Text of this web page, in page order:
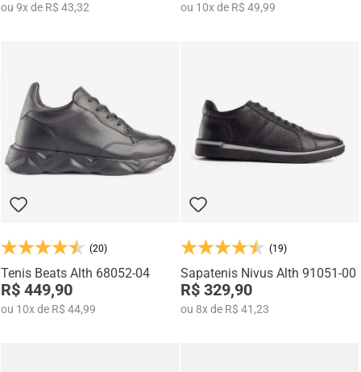
ou 9xde R$ 43,32 ou 10xde R$ 49,99
(20)
Tenis Beats Alth 68052-04
R$ 449,90
ou 10xde R$ 44,99
(19)
Sapatenis Nivus Alth 91051-00
R$ 329,90
ou 8xde R$ 41,23